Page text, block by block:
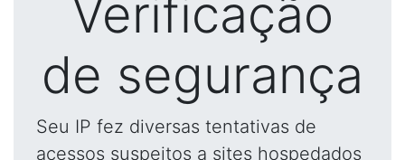
Verificação
de segurança
Seu IP fez diversas tentativas de
acessos suspeitos a sites hospedados